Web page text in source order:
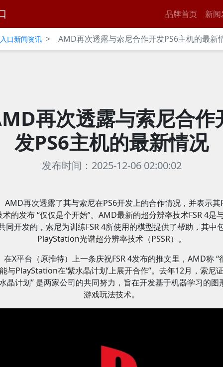
品牌首页 新
口新闻资讯 > AMD再次透露与索尼合作开发PS6主机的最新
再次透露与索尼合作
发PS6主机的最新情况
发布时间：2025-12-06 02:00:02
AMD再次透露了其与索尼在PS6开发上的合作情况，并表示其
术的发布 “仅仅是个开始”。AMD最新的超分辨率技术FSR 4是
同开发的，索尼为训练FSR 4所使用的模型提供了帮助，其中
PlayStation光谱超分辨率技术（PSSR）。
在X平台（原推特）上一条庆祝FSR 4发布的推文里，AMD称 “
与PlayStation在‘紫水晶计划’上展开合作”。去年12月，索尼
晶计划” 是两家公司的共同努力，旨在开发基于机器学习的图
游戏玩法技术。